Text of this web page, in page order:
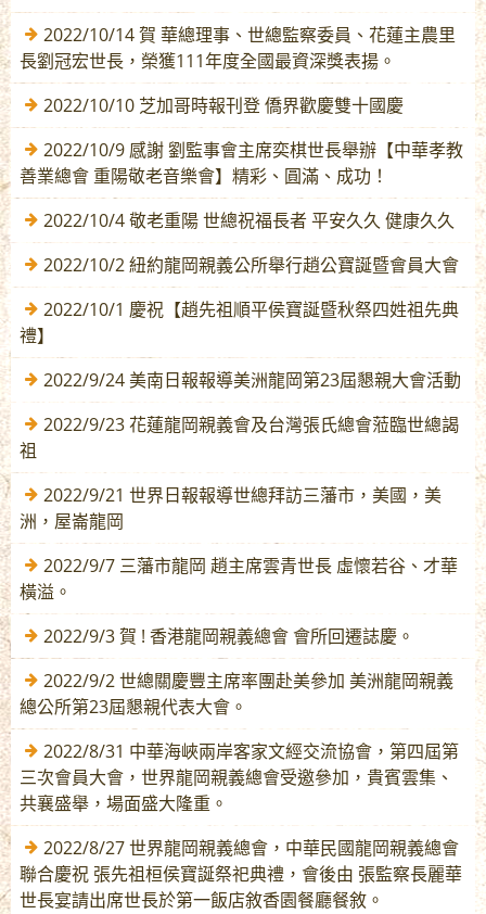
2022/10/14 賀 華總理事、世總監察委員、花蓮主農里
長劉冠宏世長，榮獲111年度全國最資深獎表揚。
2022/10/10 芝加哥時報刊登 僑界歡慶雙十國慶
2022/10/9 感謝 劉監事會主席奕棋世長舉辦【中華孝教
善業總會 重陽敬老音樂會】精彩、圓滿、成功！
2022/10/4 敬老重陽 世總祝福長者 平安久久 健康久久
2022/10/2 紐約龍岡親義公所舉行趙公寶誕暨會員大會
2022/10/1 慶祝【趙先祖順平侯寶誕暨秋祭四姓祖先典
禮】
2022/9/24 美南日報報導美洲龍岡第23屆懇親大會活動
2022/9/23 花蓮龍岡親義會及台灣張氏總會蒞臨世總謁
祖
2022/9/21 世界日報報導世總拜訪三藩市，美國，美
洲，屋崙龍岡
2022/9/7 三藩市龍岡 趙主席雲青世長 虛懷若谷、才華
橫溢。
2022/9/3 賀 ! 香港龍岡親義總會 會所回遷誌慶。
2022/9/2 世總關慶豐主席率團赴美參加 美洲龍岡親義
總公所第23屆懇親代表大會。
2022/8/31 中華海峽兩岸客家文經交流協會，第四屆第
三次會員大會，世界龍岡親義總會受邀參加，貴賓雲集、
共襄盛舉，場面盛大隆重。
2022/8/27 世界龍岡親義總會，中華民國龍岡親義總會
聯合慶祝 張先祖桓侯寶誕祭祀典禮，會後由 張監察長麗華
世長宴請出席世長於第一飯店敘香園餐廳餐敘。